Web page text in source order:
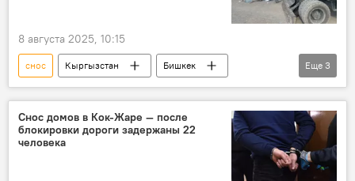
8 августа 2025, 10:15
снос Кыргызстан
Бишкек
Кок-Жар
политики
Мэрия города Бишкек
Еще 3
Снос домов в Кок-Жаре — после
блокировки дороги задержаны 22
человека